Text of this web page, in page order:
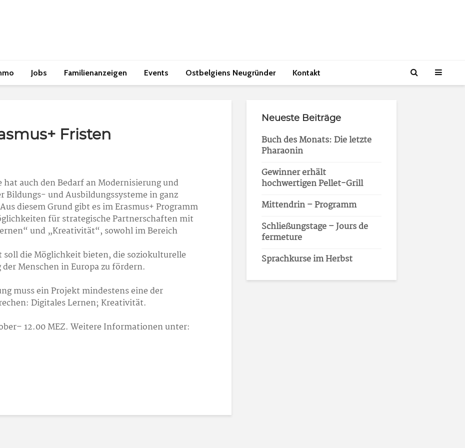
Jobs Familienanzeigen Events Ostbelgiens Neugründer Kontakt
Fristen
hat auch den Bedarf an Modernisierung und
und Ausbildungssysteme in ganz
diesem Grund gibt es im Erasmus+ Programm
für strategische Partnerschaften mit
und „Kreativität“, sowohl im Bereich
die Möglichkeit bieten, die soziokulturelle
Menschen in Europa zu fördern.
muss ein Projekt mindestens eine der
Digitales Lernen; Kreativität.
12.00 MEZ. Weitere Informationen unter:
Neueste Beiträge
Buch des Monats: Die letzte
Pharaonin
Gewinner erhält
hochwertigen Pellet-Grill
Mittendrin – Programm
Schließungstage – Jours de
fermeture
Sprachkurse im Herbst